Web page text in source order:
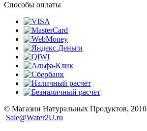
Способы оплаты
© Магазин Натуральных Продуктов, 2010
Sale@Water2U.ru